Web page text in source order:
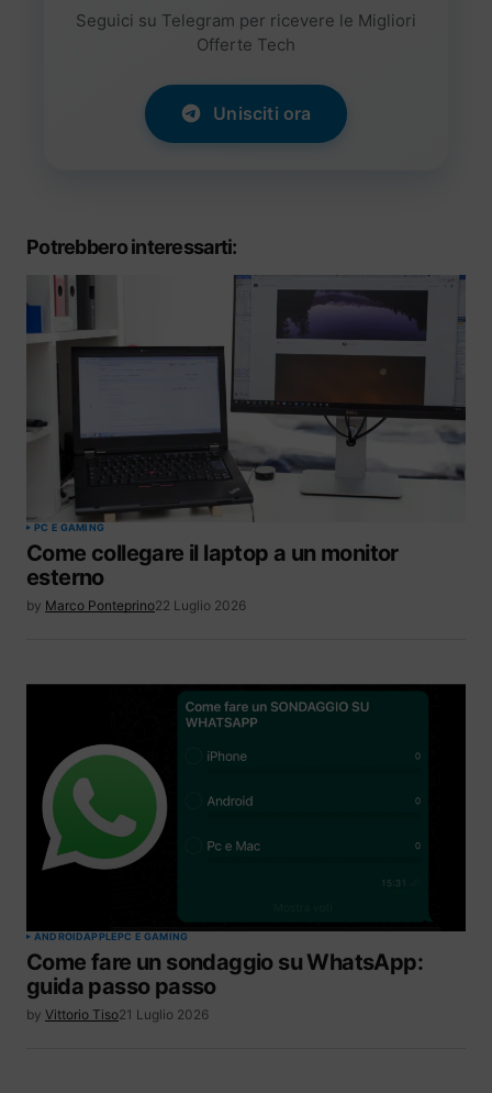
Seguici su Telegram per ricevere le Migliori
Offerte Tech
Unisciti ora
Potrebbero interessarti:
PC E GAMING
Come collegare il laptop a un monitor
esterno
by Marco Ponteprino22 Luglio 2026
ANDROIDAPPLEPC E GAMING
Come fare un sondaggio su WhatsApp:
guida passo passo
by Vittorio Tiso21 Luglio 2026